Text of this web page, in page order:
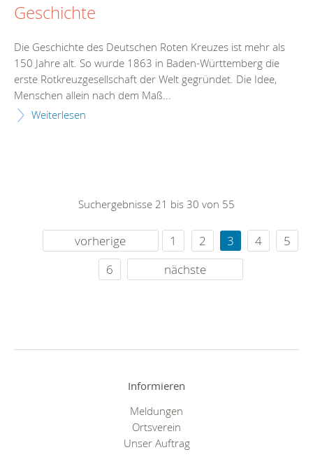
Geschichte
Die Geschichte des Deutschen Roten Kreuzes ist mehr als
150 Jahre alt. So wurde 1863 in Baden-Württemberg die
erste Rotkreuzgesellschaft der Welt gegründet. Die Idee,
Menschen allein nach dem Maß...
Weiterlesen
Suchergebnisse 21 bis 30 von 55
vorherige 1 2 3 4
5
6
nächste
Informieren
Meldungen
Ortsverein
Unser Auftrag